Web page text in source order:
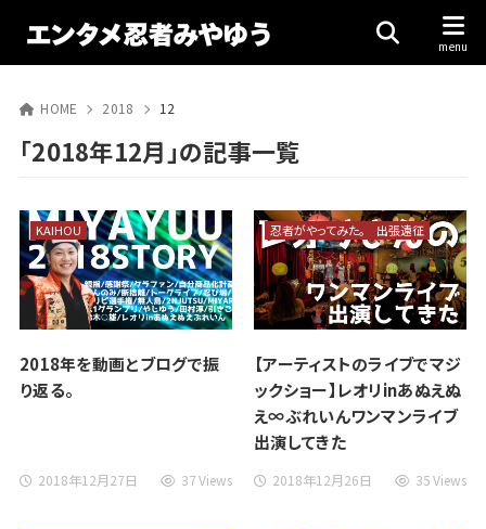
HOME 2018 12
「2018年12月」の記事一覧
2018年を動画とブログで振
り返る。
2018年12月27日
KAIHOU
37 Views
【アーティストのライブでマジ
ックショー】レオリinあぬえぬ
え∞ぶれいんワンマンライブ
出演してきた
2018年12月26日
忍者がやってみた。 出張遠征
35 Views